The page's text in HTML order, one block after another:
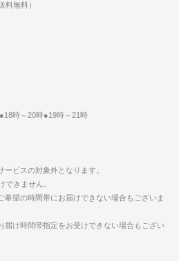
料無料）
時～20時●19時～21時
ビスの対象外となります。
できません。
望の時間帯にお届けできない場合もございま
届け時間帯指定をお受けできない場合もござい